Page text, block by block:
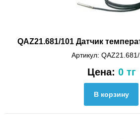
QAZ21.681/101 Датчик
Артикул: QAZ21.681/
Цена: 0 тг